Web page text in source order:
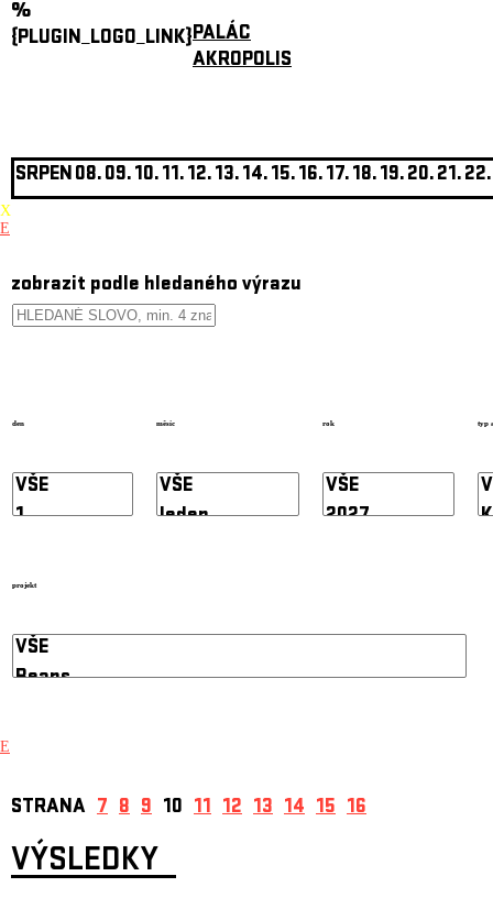
%
{PLUGIN_LOGO_LINK}PALÁC
AKROPOLIS
SRPEN08.09.10.11.12.13.14.15.16.17.18.19.20.21.22.
X
E
zobrazit podle hledaného výrazu
den měsíc rok typ
projekt
E
STRANA 7 8 9 10 11 12 13 14 15 16
VÝSLEDKY